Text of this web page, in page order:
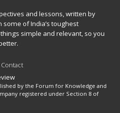
and lessons, written by
of India’s toughest
simple and relevant, so you
Contact
by the Forum for Knowledge and
registered under Section 8 of